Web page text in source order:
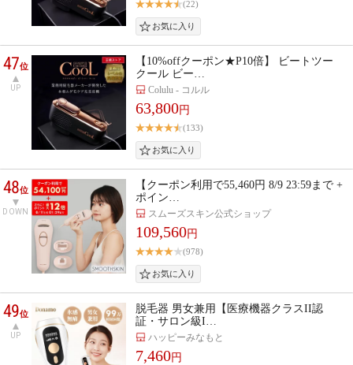
(22)
47位
UP
【10%offクーポン★P10倍】 ビートツー
クール ビー…
Colulu - コルル
63,800円
(133)
48位
DOWN
【クーポン利用で55,460円 8/9 23:59まで +
ポイン…
スムーズスキン公式ショップ
109,560円
(978)
49位
UP
脱毛器 男女兼用【医療機器クラスII認
証・サロン級I…
ハッピーみなもと
7,460円